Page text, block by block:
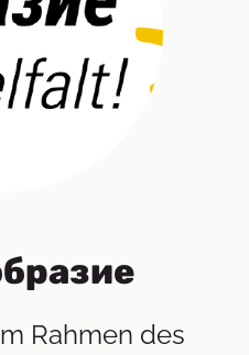
Rahmen des